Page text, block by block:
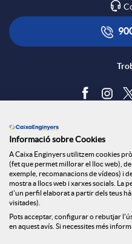
Política
Canal
Informació sobre Cookies
A Caixa Enginyers utilitzem cookies
(fet que permet millorar el lloc web),
exemple, recomanacions de vídeos) i
mostra a llocs web i xarxes socials. La
d'un perfil elaborat a partir dels teus
visitades).
Pots acceptar, configurar o rebutjar
en aquest avís. Si necessites més